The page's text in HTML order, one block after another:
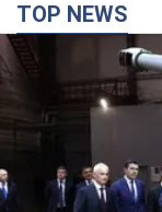
TOP NEWS